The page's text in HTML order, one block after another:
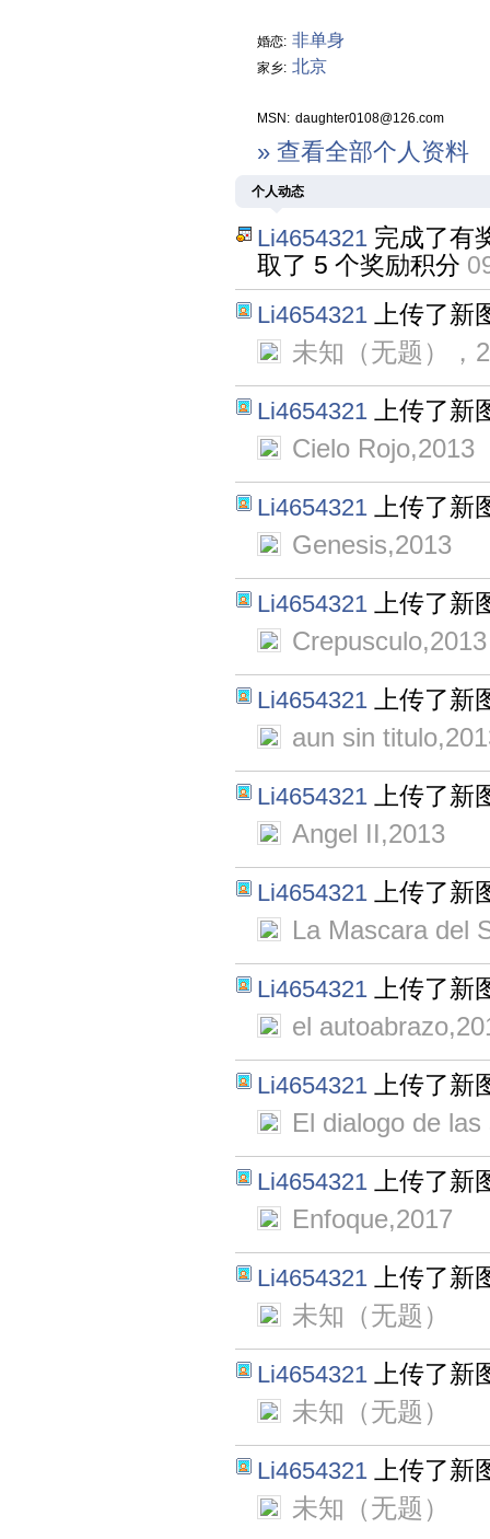
婚恋: 非单身
家乡: 北京
MSN: daughter0108@126.com
» 查看全部个人资料
个人动态
Li4654321 完成了有
取了 5 个奖励积分
Li4654321 上传了新
未知（无题），
Li4654321 上传了新
Cielo Rojo,2013
Li4654321 上传了新
Genesis,2013
Li4654321 上传了新
Crepusculo,2013
Li4654321 上传了新
aun sin
Li4654321 上传了新
Angel II,2013
Li4654321 上传了新
La Mascara del
Li4654321 上传了新
el
Li4654321 上传了新
El dialogo de
Li4654321 上传了新
Enfoque,2017
Li4654321 上传了新
未知（无题）
Li4654321 上传了新
未知（无题）
Li4654321 上传了新
未知（无题）